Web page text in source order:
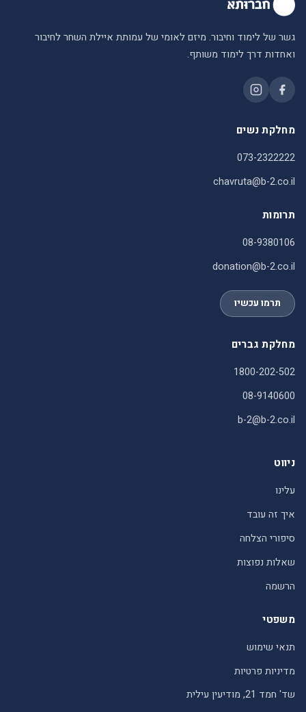
גשר של לימוד וחיבור. מיזם לאומי של עמותת איילת השחר לחיבור
ואחדות דרך לימוד משותף.
מחלקת נשים
073-2322222
chavruta@b-2.co.il
תרומות
08-9380106
donation@b-2.co.il
תרמו עכשיו
מחלקת גברים
1800-202-502
08-9140600
b-2@b-2.co.il
ניווט
עלינו
איך זה עובד
סיפורי הצלחה
שאלות נפוצות
הרשמה
משפטי
תנאי שימוש
מדיניות פרטיות
שד' חמד 21, מודיעין עילית